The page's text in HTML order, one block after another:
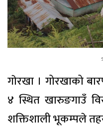
गाेरखा । गोरखाको
४ स्थित खारुङगाउँ
शक्तिशाली भूकम्पले